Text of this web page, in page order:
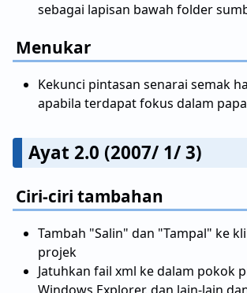
sebagai lapisan bawah folder
Menukar
Kekunci pintasan senarai semak
apabila terdapat fokus dalam
Ayat 2.0 (2007/ 1/ 3)
Ciri-ciri tambahan
Tambah "Salin" dan "Tampal" ke
projek
Jatuhkan fail xml ke dalam pokok